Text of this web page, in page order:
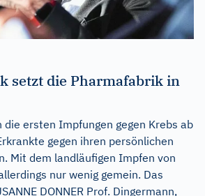
setzt die Pharmafabrik in
ersten Impfungen gegen Krebs ab
gegen ihren persönlichen
Mit dem landläufigen Impfen von
nur wenig gemein. Das
DONNER Prof. Dingermann,